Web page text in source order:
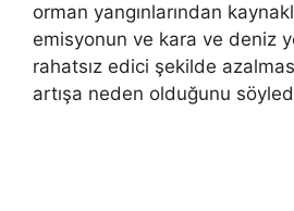
orman yangınlarından
emisyonun ve kara ve deniz
rahatsız edici şekilde
artışa neden olduğunu